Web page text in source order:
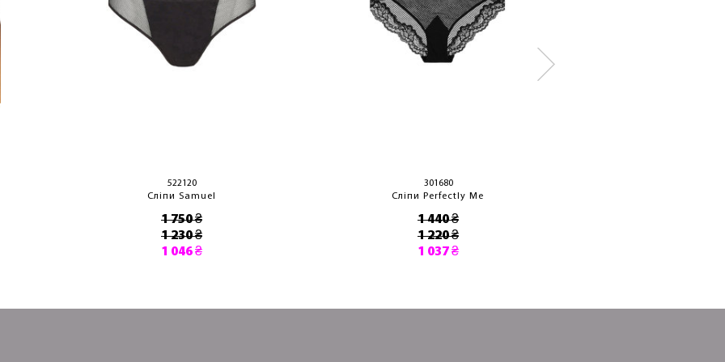
522120
Сліпи Samuel
1 750 ₴
1 230 ₴
1 046 ₴
301680
Сліпи Perfectly Me
1 440 ₴
1 220 ₴
1 037 ₴